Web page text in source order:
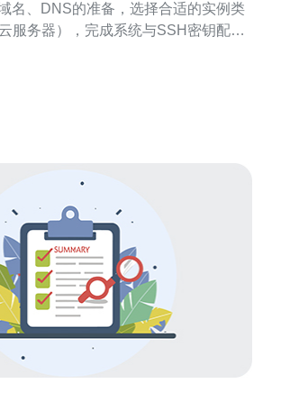
名、DNS的准备，选择合适的实例类
服务器），完成系统与SSH密钥配
，最后通过监控与备份实现稳定运